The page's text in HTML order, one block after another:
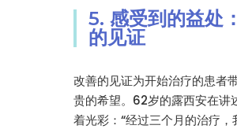
5. 感受到的益处
的见证
改善的见证为开始治疗的患者
贵的希望。62岁的露西安在讲
着光彩：“经过三个月的治疗，